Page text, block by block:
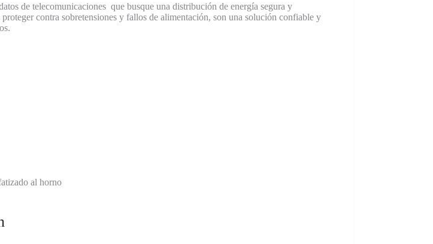
de telecomunicaciones que busque una distribución de energía segura y
contra sobretensiones y fallos de alimentación, son una solución confiable y
al horno